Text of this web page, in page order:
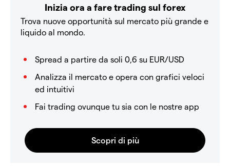
Inizia ora a fare trading sul forex
Trova nuove opportunità sul mercato più grande e
liquido al mondo.
Spread a partire da soli 0,6 su EUR/USD
Analizza il mercato e opera con grafici veloci
ed intuitivi
Fai trading ovunque tu sia con le nostre app